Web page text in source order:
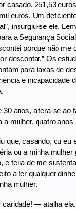
casado, 251,53
euros. Um
insurgiu-se ele.
a Segurança
porque não me
descontar.” Os
para taxas de
e incapacidade
30 anos, altera-se ao
a mulher, quatro anos
que, casando, ou eu
ou a minha mulher
e teria de me
a ter qualquer
mulher.
— atalha ela.